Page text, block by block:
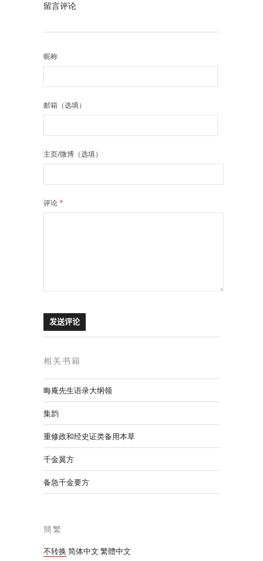
留言评论
昵称
邮箱（选填）
主页/微博（选填）
评论*
相关书籍
晦庵先生语录大纲领
集韵
重修政和经史证类备用本草
千金翼方
备急千金要方
簡繁
不转换 简体中文 繁體中文